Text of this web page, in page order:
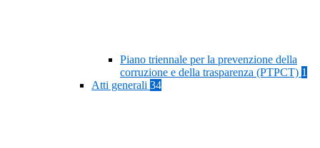
Piano triennale per la prevenzione della
corruzione e della trasparenza (PTPCT) 1
Atti generali 34